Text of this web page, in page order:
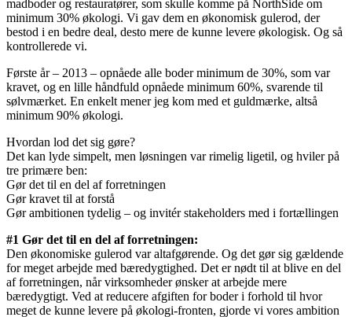
madboder og restauratører, som skulle komme på NorthSide om
minimum 30% økologi. Vi gav dem en økonomisk gulerod, der
bestod i en bedre deal, desto mere de kunne levere økologisk. Og så
kontrollerede vi.
Første år – 2013 – opnåede alle boder minimum de 30%, som var
kravet, og en lille håndfuld opnåede minimum 60%, svarende til
sølvmærket. En enkelt mener jeg kom med et guldmærke, altså
minimum 90% økologi.
Hvordan lod det sig gøre?
Det kan lyde simpelt, men løsningen var rimelig ligetil, og hviler på
tre primære ben:
Gør det til en del af forretningen
Gør kravet til at forstå
Gør ambitionen tydelig – og invitér stakeholders med i fortællingen
#1 Gør det til en del af forretningen:
Den økonomiske gulerod var altafgørende. Og det gør sig gældende
for meget arbejde med bæredygtighed. Det er nødt til at blive en del
af forretningen, når virksomheder ønsker at arbejde mere
bæredygtigt. Ved at reducere afgiften for boder i forhold til hvor
meget de kunne levere på økologi-fronten, gjorde vi vores ambition